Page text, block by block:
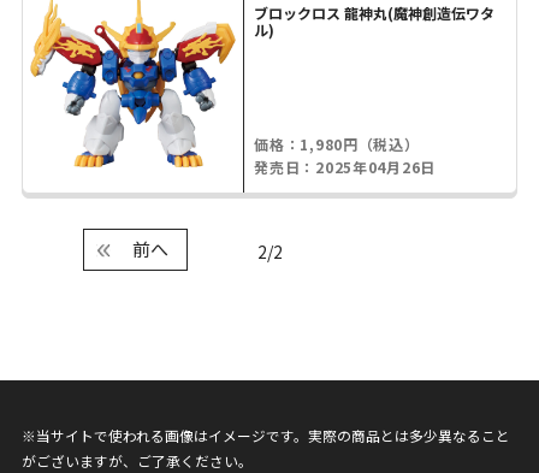
ブロックロス 龍神丸(魔神創造伝ワタ
ル)
価格：1,980円（税込）
発売日：2025年04月26日
2/2
前へ
※当サイトで使われる画像はイメージです。実際の商品とは多少異なること
がございますが、ご了承ください。